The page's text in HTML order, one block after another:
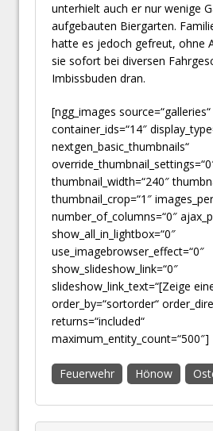
unterhielt auch er nur wenige
aufgebauten Biergarten.
hatte es jedoch gefreut, ohne
sie sofort bei diversen
Imbissbuden dran.
[ngg_images source=“galleries“
container_ids=“14″
nextgen_basic_thumbnails“
thumbnail_width=“240″
thumbnail_crop=“1″
number_of_columns=“0″
show_all_in_lightbox=“0″
use_imagebrowser_effect=“0″
show_slideshow_link=“0″
slideshow_link_text=“[Zeige
order_by=“sortorder“
returns=“included“
maximum_entity_count=“500″]
Feuerwehr Hönow